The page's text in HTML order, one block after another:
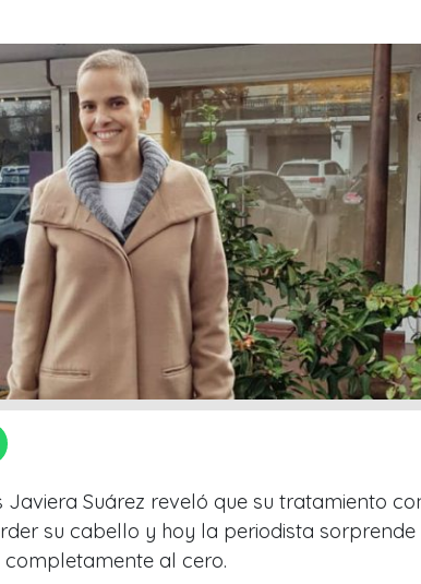
Javiera Suárez reveló que su tratamiento
su cabello y hoy la periodista sorprende
al cero.